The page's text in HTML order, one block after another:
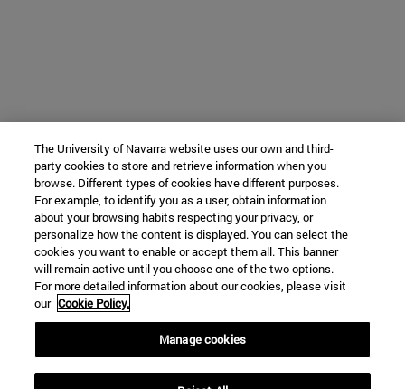
The University of Navarra website uses our own and third-
party cookies to store and retrieve information when you
browse. Different types of cookies have different purposes.
For example, to identify you as a user, obtain information
about your browsing habits respecting your privacy, or
personalize how the content is displayed. You can select the
cookies you want to enable or accept them all. This banner
will remain active until you choose one of the two options.
For more detailed information about our cookies, please visit
our Cookie Policy.
Manage cookies